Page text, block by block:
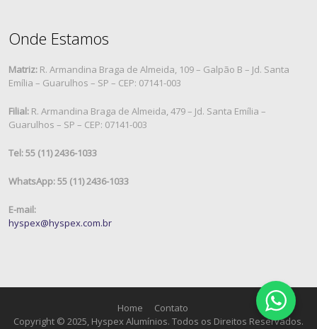
Onde Estamos
Matriz: R. Armandina Braga de Almeida, 109 – Galpão B – Jd. Santa
Emília – Guarulhos – SP – CEP: 07141-003
Filial: R. Armandina Braga de Almeida, 479 – Jd. Santa Emília –
Guarulhos – SP – CEP: 07141-003
Tel: 55 (11) 2436-1033
WhatsApp: 55 (11) 2436-1033
E-mail:
hyspex@hyspex.com.br
Home
Contato
Copyright © 2025, Hyspex Alumínios. Todos os Direitos Reservados.